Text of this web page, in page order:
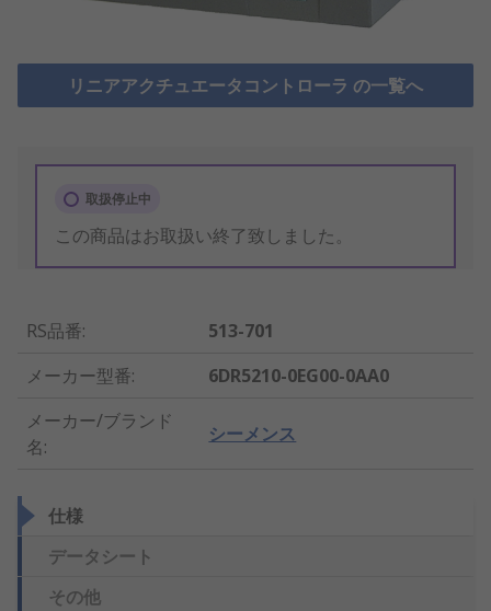
リニアアクチュエータコントローラ の一覧へ
取扱停止中
この商品はお取扱い終了致しました。
RS品番:
513-701
メーカー型番:
6DR5210-0EG00-0AA0
メーカー/ブランド
名:
シーメンス
仕様
データシート
その他